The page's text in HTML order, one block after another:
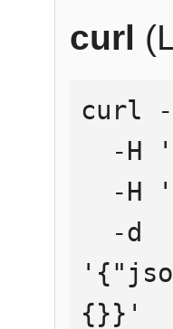
curl
curl -
{}}'